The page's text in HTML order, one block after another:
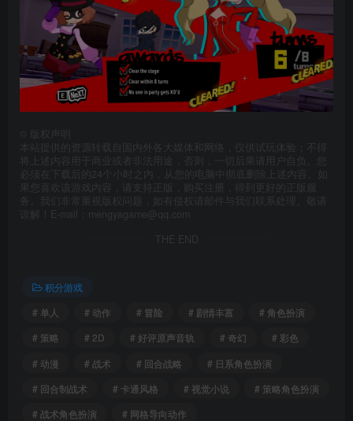
版权声明
本站提供的资源转载自国内外各大媒体和网络，仅供试玩体验；不得
将上述内容用于商业或者非法用途，否则，一切后果请用户自负。您
必须在下载后的24个小时之内，从您的电脑中彻底删除上述内容。如
果您喜欢该游戏内容，请支持正版，购买注册，得到更好的正版服
务。我们非常重视版权问题，如有侵权请邮件与我们联系处理。敬请
谅解！E-mail：mengyagame@qq.com
THE END
积分游戏
# 单人
# 动作 # 冒险 # 剧情丰富
# 角色扮演
# 策略
# 2D # 好评原声音轨 # 奇幻
# 彩色
# 动漫
# 战术 # 回合战略
# 日系角色扮演
# 回合制战术
# 卡通风格 # 视觉小说
# 策略角色扮演
# 战术角色扮演
# 网格导向动作